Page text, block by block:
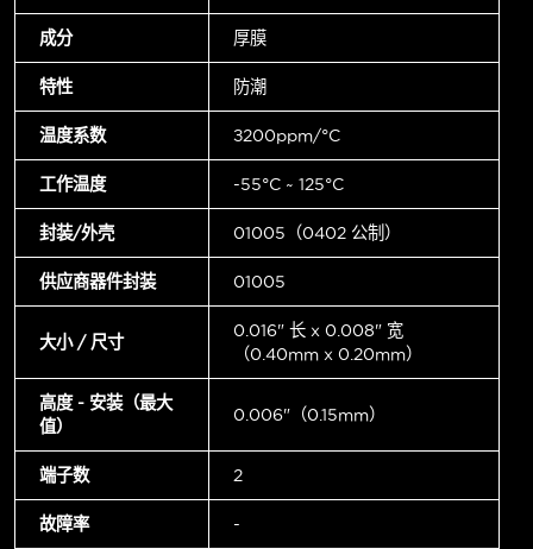
成分 厚膜
特性 防潮
温度系数 ±200ppm/°C
工作温度 -55°C ~ 125°C
封装/外壳 01005（0402 公制）
供应商器件封装 01005
大小 / 尺寸
0.016" 长 x 0.008" 宽
（0.40mm x 0.20mm）
高度 - 安装（最大
值）
0.006"（0.15mm）
端子数 2
故障率 -